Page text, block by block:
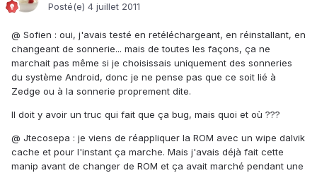
Posté(e) 4 juillet 2011
@ Sofien : oui, j'avais testé en retéléchargeant, en réinstallant, en
changeant de sonnerie... mais de toutes les façons, ça ne
marchait pas même si je choisissais uniquement des sonneries
du système Android, donc je ne pense pas que ce soit lié à
Zedge ou à la sonnerie proprement dite.
Il doit y avoir un truc qui fait que ça bug, mais quoi et où ???
@ Jtecosepa : je viens de réappliquer la ROM avec un wipe dalvik
cache et pour l'instant ça marche. Mais j'avais déjà fait cette
manip avant de changer de ROM et ça avait marché pendant une